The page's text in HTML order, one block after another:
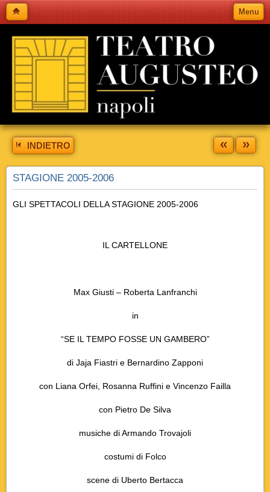
Menu
INDIETRO « »
STAGIONE 2005-2006
GLI SPETTACOLI DELLA STAGIONE 2005-2006
IL CARTELLONE
Max Giusti – Roberta Lanfranchi
in
“SE IL TEMPO FOSSE UN GAMBERO”
di Jaja Fiastri e Bernardino Zapponi
con Liana Orfei, Rosanna Ruffini e Vincenzo Failla
con Pietro De Silva
musiche di Armando Trovajoli
costumi di Folco
scene di Uberto Bertacca